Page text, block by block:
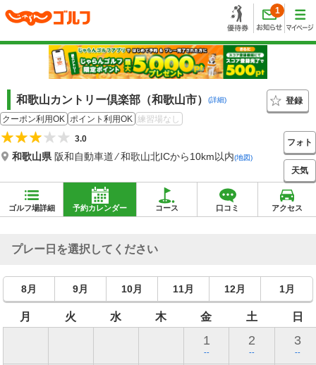
1
和歌山カントリー倶楽部（和歌山市） (詳細)
登録
クーポン利用OK ポイント利用OK 練習場なし
3.0
和歌山県 阪和自動車道 ⁄ 和歌山北ICから10km以内(地図)
フォト
天気
ゴルフ場詳細 予約カレンダー コース 口コミ アクセス
プレー日を選択してください
8月 9月 10月 11月 12月 1月
月 火 水 木 金 土 日
1
--
2
--
3
--